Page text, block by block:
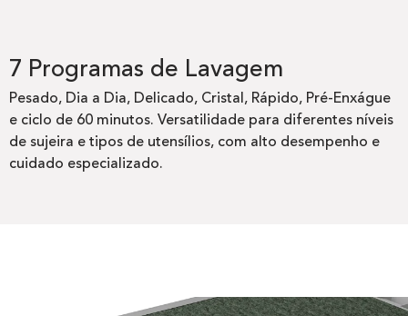
7 Programas de Lavagem
Pesado, Dia a Dia, Delicado, Cristal, Rápido, Pré-Enxágue
e ciclo de 60 minutos. Versatilidade para diferentes níveis
de sujeira e tipos de utensílios, com alto desempenho e
cuidado especializado.